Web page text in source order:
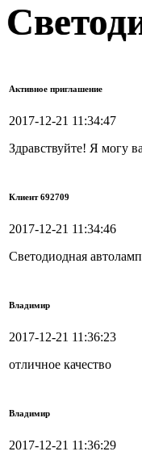
Активное приглашение
2017-12-21 11:34:47
Здравствуйте! Я могу
Клиент 692709
2017-12-21 11:34:46
Светодиодная
Владимир
2017-12-21 11:36:23
отличное качество
Владимир
2017-12-21 11:36:29